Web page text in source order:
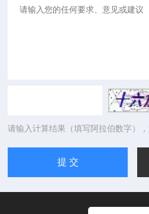
请输入计算结果（填写阿拉伯数字）